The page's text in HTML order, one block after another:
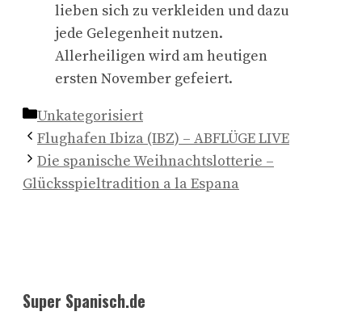
lieben sich zu verkleiden und dazu
jede Gelegenheit nutzen.
Allerheiligen wird am heutigen
ersten November gefeiert.
Kategorien
Unkategorisiert
Flughafen Ibiza (IBZ) – ABFLÜGE LIVE
Die spanische Weihnachtslotterie –
Glücksspieltradition a la Espana
Super Spanisch.de